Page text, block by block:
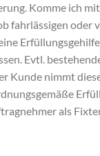
Komme ich
fahrlässigen
Evtl.
Kunde nimmt
als